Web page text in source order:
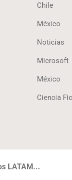
Chile
México
Noticias
Microsoft
México
Ciencia